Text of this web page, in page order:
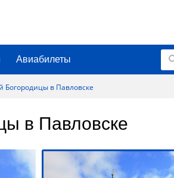
Авиабилеты
Богородицы в Павловске
в Павловске